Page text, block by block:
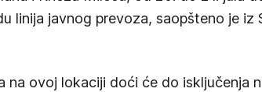
linija javnog prevoza, saopšteno je iz
na ovoj lokaciji doći će do isključenja